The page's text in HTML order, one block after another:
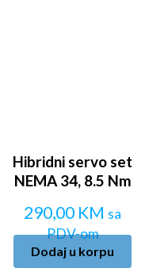
Hibridni servo set
NEMA 34, 8.5 Nm
290,00 KM sa
PDV-om
Dodaj u korpu